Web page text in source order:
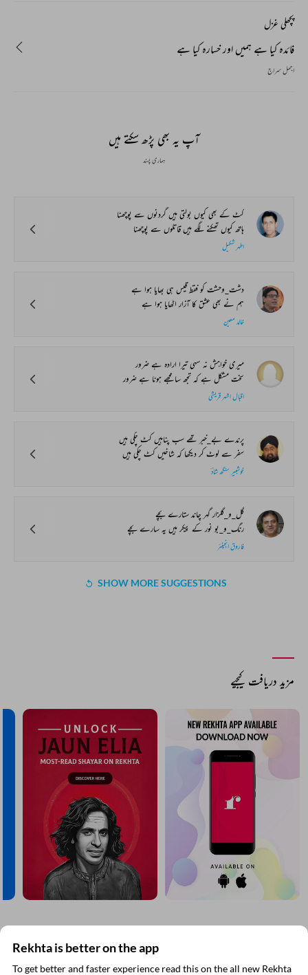
پچھلی غزل
فائدہ کیا ہے ہمیں اور خسارہ کیا ہے
اجمل سراج
آپ یہ بھی پڑھ سکتے ہیں
ہماری پسند
کٹ کے بھی کیوں بولتی ہیں گردنوں سے پوچھنا
ہاتھ کیوں تھکنے لگے ہیں قاتلوں سے پوچھنا
اطہر شکیل
دشت_وحشت کو فقط قیس ہی بھایا ہوا ہے
ہم نے بھی عشق کا آزار اٹھایا ہوا ہے
خالد معین
میری خواہش نہ سہی تیرا ارادہ ہے ضرور
سخت مشکل ہے کہ تجھ سا مجھے ہونا ہے ضرور
اقبال اشہر قریشی
پرندے بے_خبر تھے سب پناہیں کٹ چکی ہیں
سفر سے لوٹ کر دیکھا کہ شاخیں کٹ چکی ہیں
خوشبیر سنگھ شادؔ
گل_و_گلزار گہر چاند ستارے بچے
رنگ_و_بو نور کے پیکر ہیں یہ سارے بچے
فاروق انجینئر
SHOW MORE SUGGESTIONS
مزید دریافت کیجیے
ریختہ نیوز لیٹر سبسکرائب کیجیے
Rekhta is better on the app
To get better and faster experience read this on the all new Rekhta